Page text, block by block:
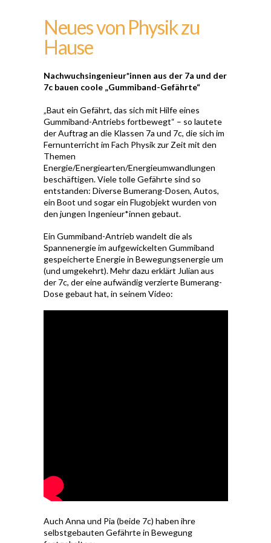
Neues von Physik zu
Hause
Nachwuchsingenieur*innen aus der 7a und der
7c bauen coole „Gummiband-Gefährte“
„Baut ein Gefährt, das sich mit Hilfe eines
Gummiband-Antriebs fortbewegt“ – so lautete
der Auftrag an die Klassen 7a und 7c, die sich im
Fernunterricht im Fach Physik zur Zeit mit den
Themen
Energie/Energiearten/Energieumwandlungen
beschäftigen. Viele tolle Gefährte sind so
entstanden: Diverse Bumerang-Dosen, Autos,
ein Boot und sogar ein Flugobjekt wurden von
den jungen Ingenieur*innen gebaut.
Ein Gummiband-Antrieb wandelt die als
Spannenergie im aufgewickelten Gummiband
gespeicherte Energie in Bewegungsenergie um
(und umgekehrt). Mehr dazu erklärt Julian aus
der 7c, der eine aufwändig verzierte Bumerang-
Dose gebaut hat, in seinem Video:
Auch Anna und Pia (beide 7c) haben ihre
selbstgebauten Gefährte in Bewegung